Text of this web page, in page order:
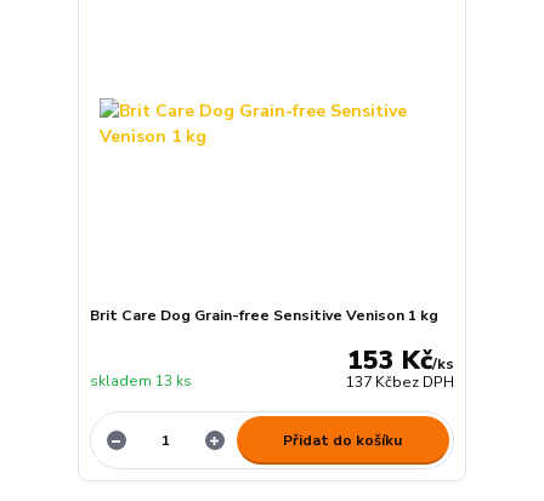
Brit Care Dog Grain-free Sensitive Venison 1 kg
153 Kč/ks
137 Kčbez DPH
skladem 13 ks
Přidat do košíku